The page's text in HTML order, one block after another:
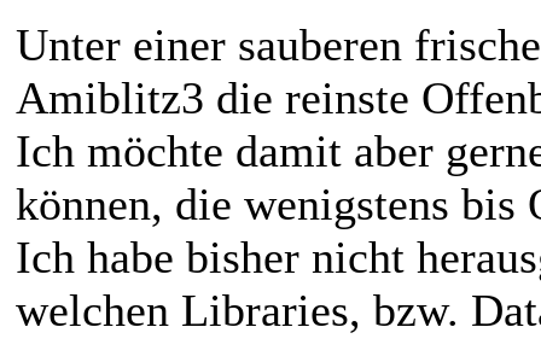
Unter einer sauberen
Amiblitz3 die reinste
Ich möchte damit aber
können, die wenigstens bis
Ich habe bisher nicht
welchen Libraries, bzw.